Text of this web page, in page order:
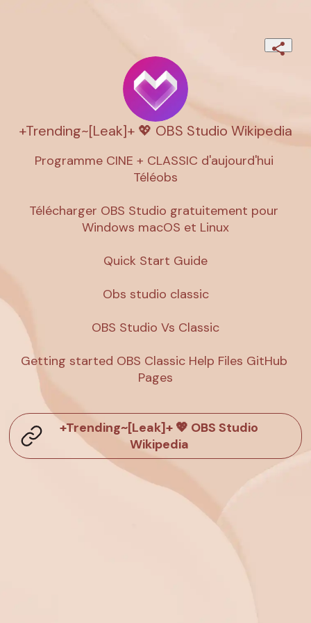
+Trending~[Leak]+ 💖 OBS Studio Wikipedia
Programme CINE + CLASSIC d'aujourd'hui
Téléobs
Télécharger OBS Studio gratuitement pour
Windows macOS et Linux
Quick Start Guide
Obs studio classic
OBS Studio Vs Classic
Getting started OBS Classic Help Files GitHub
Pages
+Trending~[Leak]+ 💖 OBS Studio
Wikipedia